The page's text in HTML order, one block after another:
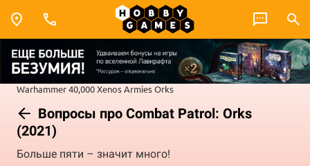
Warhammer 40,000Xenos ArmiesOrks
Вопросы про Combat Patrol: Orks
(2021)
Больше пяти – значит много!